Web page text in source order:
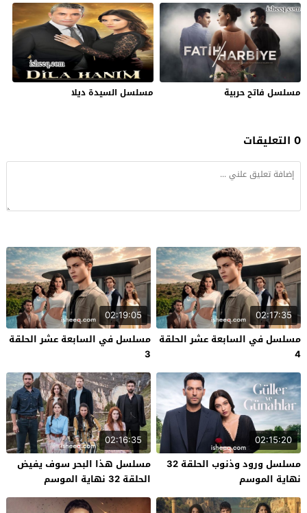
مسلسل فاتح حربية مسلسل السيدة ديلا
0 التعليقات
02:17:35
مسلسل في السابعة عشر الحلقة
4
02:19:05
مسلسل في السابعة عشر الحلقة
3
02:15:20
مسلسل ورود وذنوب الحلقة 32
نهاية الموسم
02:16:35
مسلسل هذا البحر سوف يفيض
الحلقة 32 نهاية الموسم